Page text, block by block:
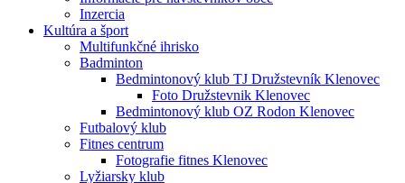
Inzercia
Kultúra a šport
Multifunkčné ihrisko
Badminton
Bedmintonový klub TJ Družstevník Klenovec
Foto Družstevnik Klenovec
Bedmintonový klub OZ Rodon Klenovec
Futbalový klub
Fitnes centrum
Fotografie fitnes Klenovec
Lyžiarsky klub